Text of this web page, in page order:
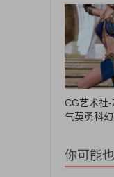
CG艺术社
气英勇科
你可能